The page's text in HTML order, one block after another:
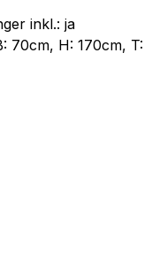
inkl.: ja
70cm, H: 170cm, T: